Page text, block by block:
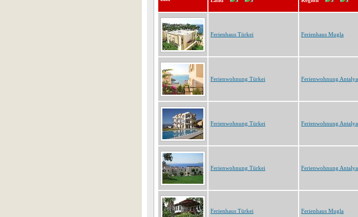
Ferienhaus Türkei Ferienhaus Mugla
Ferienwohnung Türkei Ferienwohnung Antalya
Ferienwohnung Türkei Ferienwohnung Antalya
Ferienwohnung Türkei Ferienwohnung Antalya
Ferienhaus Türkei Ferienhaus Mugla